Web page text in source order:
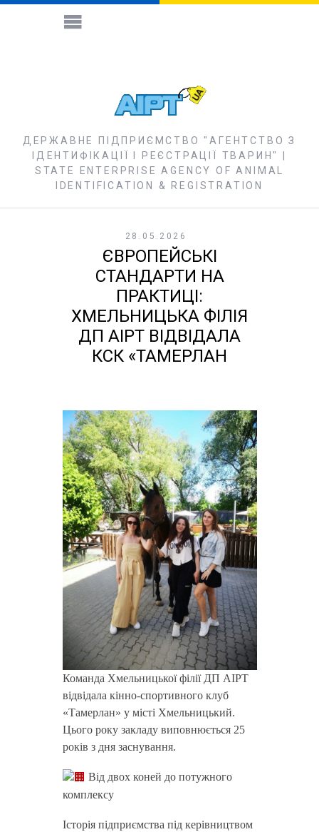
ДЕРЖАВНЕ ПІДПРИЄМСТВО "АГЕНТСТВО З
ІДЕНТИФІКАЦІЇ І РЕЄСТРАЦІЇ ТВАРИН" |
STATE ENTERPRISE AGENCY OF ANIMAL
IDENTIFICATION & REGISTRATION
28.05.2026
ЄВРОПЕЙСЬКІ
СТАНДАРТИ НА
ПРАКТИЦІ:
ХМЕЛЬНИЦЬКА ФІЛІЯ
ДП АІРТ ВІДВІДАЛА
КСК «ТАМЕРЛАН
Команда Хмельницької філії ДП АІРТ
відвідала кінно-спортивного клуб
«Тамерлан» у місті Хмельницький.
Цього року закладу виповнюється 25
років з дня заснування.
Від двох коней до потужного
комплексу
Історія підприємства під керівництвом